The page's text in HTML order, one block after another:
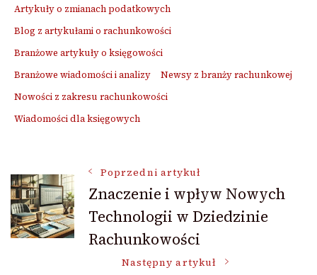
Artykuły o zmianach podatkowych
Blog z artykułami o rachunkowości
Branżowe artykuły o księgowości
Branżowe wiadomości i analizy
Newsy z branży rachunkowej
Nowości z zakresu rachunkowości
Wiadomości dla księgowych
Nawigacja
wpisu
Poprzedni artykuł
Znaczenie i wpływ Nowych
Technologii w Dziedzinie
Rachunkowości
Następny artykuł